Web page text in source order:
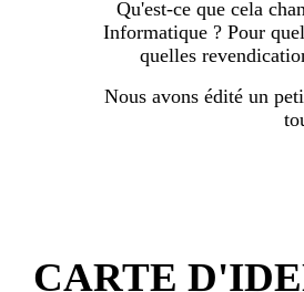
Qu'est-ce que cela
Informatique ? Pour
quelles
Nous avons édité un
CARTE